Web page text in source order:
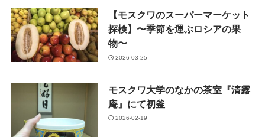
【モスクワのスーパーマーケット
探検】〜季節を運ぶロシアの果
物〜
2026-03-25
モスクワ大学のなかの茶室『清露
庵』にて初釜
2026-02-19